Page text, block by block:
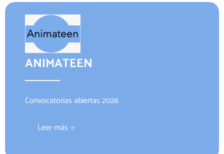
ANIMATEEN
Convocatorias abiertas 2026
Leer más